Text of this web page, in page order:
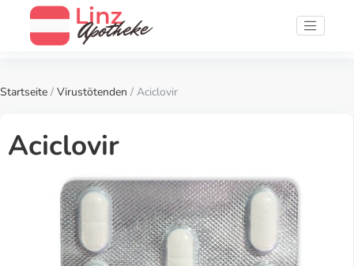
Startseite / Virustötenden / Aciclovir
Aciclovir